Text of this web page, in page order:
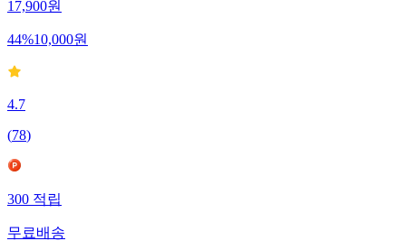
17,900원
44%10,000원
4.7
(78)
300적립
무료배송